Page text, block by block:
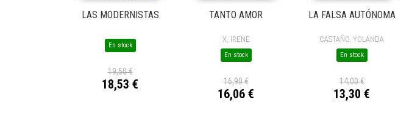
LAS MODERNISTAS
En stock
19,50 €
18,53 €
TANTO AMOR
X, IRENE
En stock
16,90 €
16,06 €
LA FALSA AUTÓNOMA
CASTAÑO, YOLANDA
En stock
14,00 €
13,30 €